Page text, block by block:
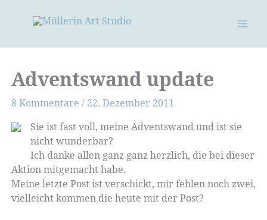
Adventswand update
8 Kommentare / 22. Dezember 2011
Sie ist fast voll, meine Adventswand und ist sie
nicht wunderbar?
Ich danke allen ganz ganz herzlich, die bei dieser
Aktion mitgemacht habe.
Meine letzte Post ist verschickt, mir fehlen noch zwei,
vielleicht kommen die heute mit der Post?